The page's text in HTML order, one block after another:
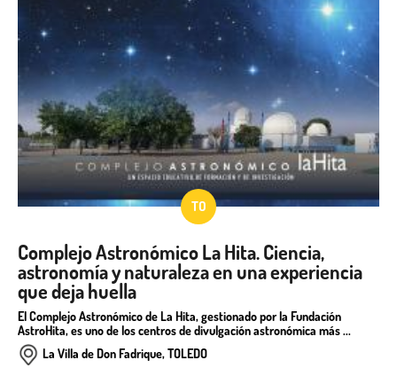
TO
Complejo Astronómico La Hita. Ciencia,
astronomía y naturaleza en una experiencia
que deja huella
El Complejo Astronómico de La Hita, gestionado por la Fundación
AstroHita, es uno de los centros de divulgación astronómica más ...
La Villa de Don Fadrique, TOLEDO